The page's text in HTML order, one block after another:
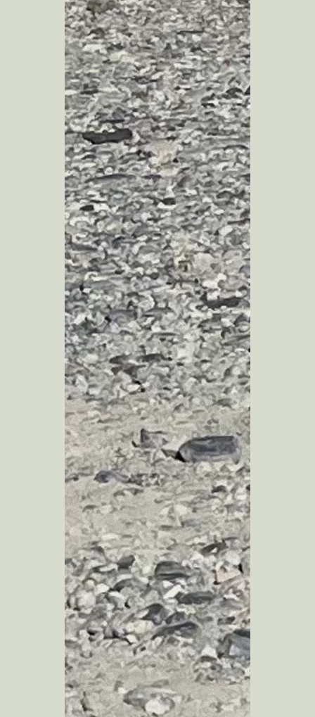
kobayashi studio takashima studio
Sghr Pop-up 御殿場
Shinoda Coffee Workshops phase 1
nicomaru
Nさんのための茶室
S/Aさんのための家
とんかつ仙成屋
Nk さんのための家
Shさんのための家
新井みせスタジオ
高滝コーポレートオフィス
Gさんのための家
Atelier for energy closet
石遊庵 待合
ライフアンドワークコミッションオフィス
Mさんのための家
小湊鐵道五井駅チケットセンター
Rさんのための家
Nさんのための家
Failover
Co-saten
LAUN-DRY
出口商店
日常こそドラマチック展 3
みんなでカレンダー展 2017